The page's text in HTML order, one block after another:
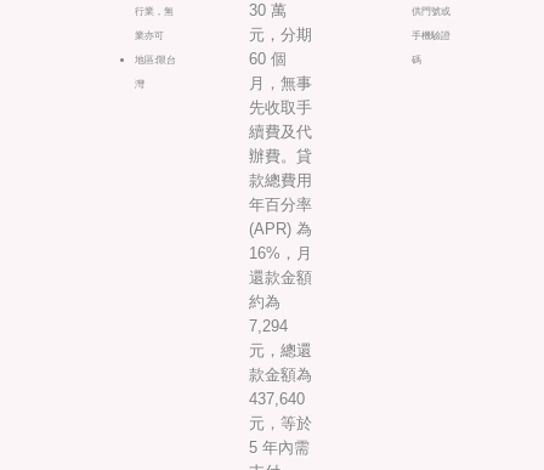
行業，無
業亦可
地區:限台
灣
30 萬
元，分期
60 個
月，無事
先收取手
續費及代
辦費。貸
款總費用
年百分率
(APR) 為
16%，月
還款金額
約為
7,294
元，總還
款金額為
437,640
元，等於
5 年內需
供門號或
手機驗證
碼